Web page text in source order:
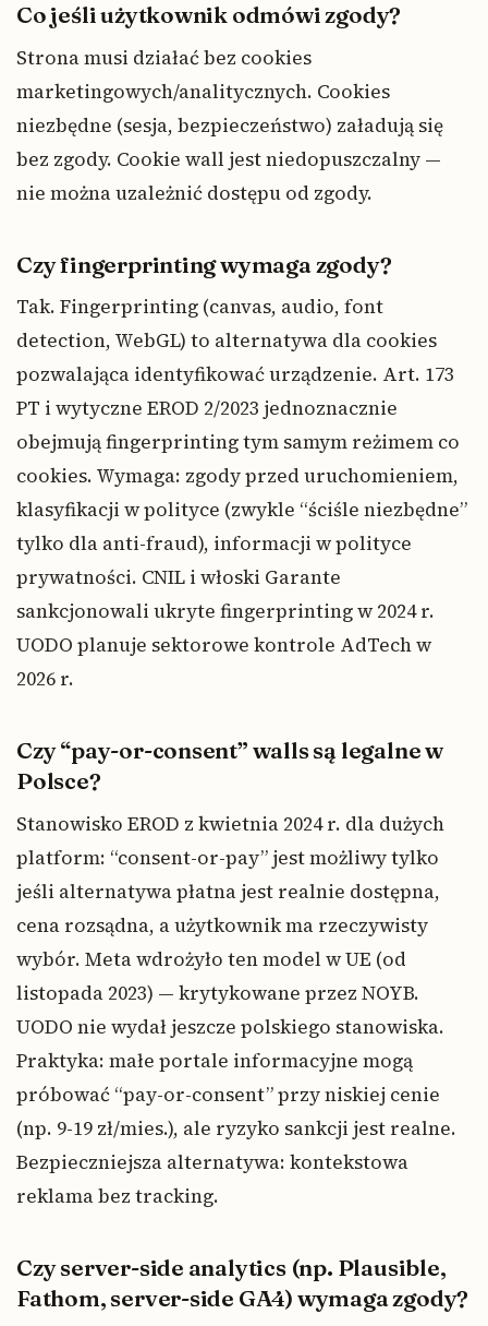
Co jeśli użytkownik odmówi zgody?
Strona musi działać bez cookies
marketingowych/analitycznych. Cookies
niezbędne (sesja, bezpieczeństwo) załadują się
bez zgody. Cookie wall jest niedopuszczalny —
nie można uzależnić dostępu od zgody.
Czy fingerprinting wymaga zgody?
Tak. Fingerprinting (canvas, audio, font
detection, WebGL) to alternatywa dla cookies
pozwalająca identyfikować urządzenie. Art. 173
PT i wytyczne EROD 2/2023 jednoznacznie
obejmują fingerprinting tym samym reżimem co
cookies. Wymaga: zgody przed uruchomieniem,
klasyfikacji w polityce (zwykle “ściśle niezbędne”
tylko dla anti-fraud), informacji w polityce
prywatności. CNIL i włoski Garante
sankcjonowali ukryte fingerprinting w 2024 r.
UODO planuje sektorowe kontrole AdTech w
2026 r.
Czy “pay-or-consent” walls są legalne w
Polsce?
Stanowisko EROD z kwietnia 2024 r. dla dużych
platform: “consent-or-pay” jest możliwy tylko
jeśli alternatywa płatna jest realnie dostępna,
cena rozsądna, a użytkownik ma rzeczywisty
wybór. Meta wdrożyło ten model w UE (od
listopada 2023) — krytykowane przez NOYB.
UODO nie wydał jeszcze polskiego stanowiska.
Praktyka: małe portale informacyjne mogą
próbować “pay-or-consent” przy niskiej cenie
(np. 9-19 zł/mies.), ale ryzyko sankcji jest realne.
Bezpieczniejsza alternatywa: kontekstowa
reklama bez tracking.
Czy server-side analytics (np. Plausible,
Fathom, server-side GA4) wymaga zgody?